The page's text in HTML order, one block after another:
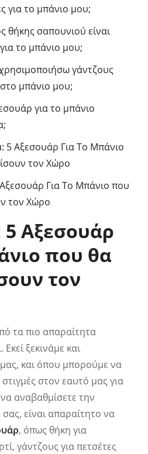
για το μπάνιο μου;
θήκης σαπουνιού είναι
το μπάνιο μου;
γάντζους
μπάνιο μου;
για το μπάνιο
5 Αξεσουάρ Για Το Μπάνιο
τον Χώρο
Για Το Μπάνιο που
τον Χώρο
Αξεσουάρ
που θα
τον
τα πιο απαραίτητα
ξεκινάμε και
και όπου μπορούμε να
στον εαυτό μας για
αναβαθμίσετε την
είναι απαραίτητο να
, όπως θήκη για
γάντζους για πετσέτες